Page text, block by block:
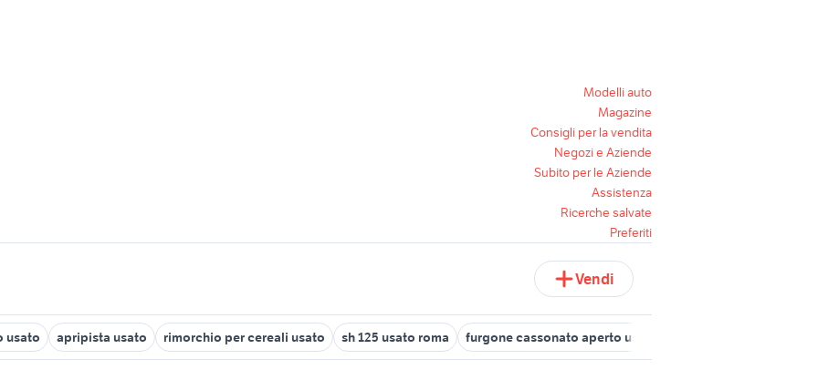
Modelli auto
Magazine
Consigli per la vendita
Negozi e Aziende
Subito per le Aziende
Assistenza
Ricerche salvate
Preferiti
Vendi
usato apripista usato rimorchio per cereali usato sh 125 usato roma furgone cassonato aperto usato